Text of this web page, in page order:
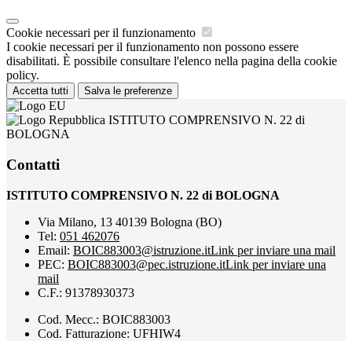
Cookie necessari per il funzionamento
I cookie necessari per il funzionamento non possono essere
disabilitati. È possibile consultare l'elenco nella pagina della cookie
policy.
Accetta tutti Salva le preferenze
ISTITUTO COMPRENSIVO N. 22 di
BOLOGNA
Contatti
ISTITUTO COMPRENSIVO N. 22 di BOLOGNA
Via Milano, 13 40139 Bologna (BO)
Tel: 051 462076
Email: BOIC883003@istruzione.itLink per inviare una mail
PEC: BOIC883003@pec.istruzione.itLink per inviare una
mail
C.F.: 91378930373
Cod. Mecc.: BOIC883003
Cod. Fatturazione: UFHIW4